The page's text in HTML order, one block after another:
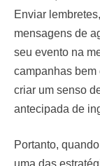
Enviar
mensagens de
seu evento na
campanhas bem
criar um senso
antecipada de
Portanto,